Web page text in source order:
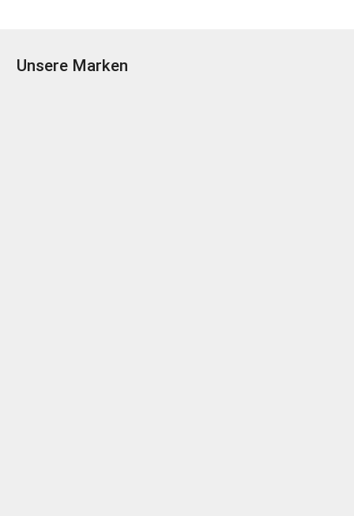
Unsere Marken